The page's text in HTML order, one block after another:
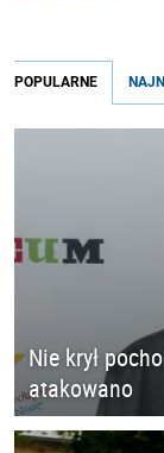
POPULARNE
Nie krył
atakowano